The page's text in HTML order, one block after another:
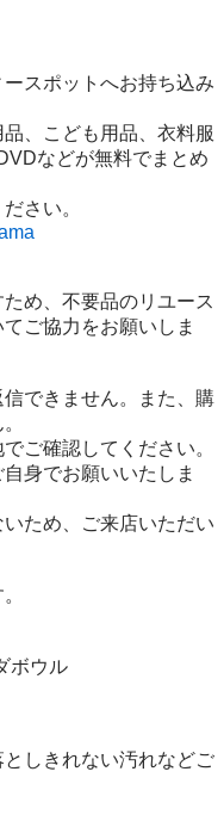
スポットへお持ち込み
、こども用品、衣料服
などが無料でまとめ
め、不要品のリユース
ご協力をお願いしま
信できません。また、購
ご確認してください。
身でお願いいたしま
ため、ご来店いただい
ボウル
としきれない汚れなどご